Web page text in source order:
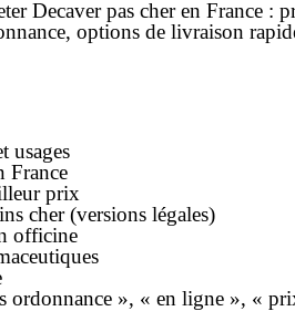
Decaverpas cheren France:
, options de livraison
usages
France
prix
cher(versions légales)
officine
ordonnance », « en ligne », «